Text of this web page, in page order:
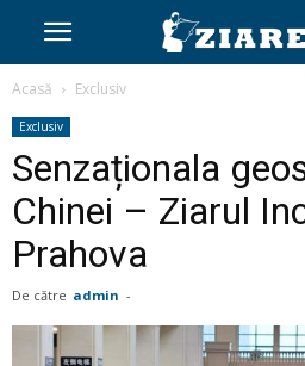
Acasă Exclusiv
Exclusiv
Senzaționala
Chinei – Ziarul
Prahova
De către admin -